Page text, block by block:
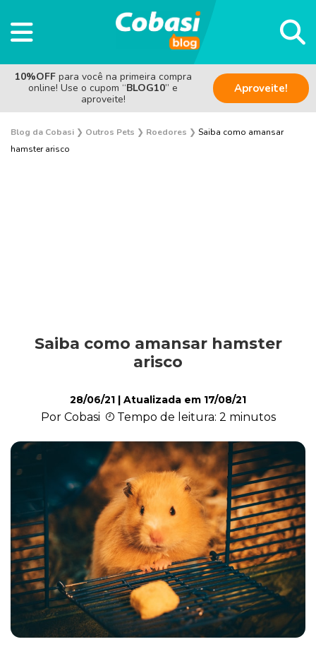
10%OFF para você na primeira compra
online! Use o cupom “BLOG10” e
aproveite!
Aproveite!
Blog da Cobasi ❯ Outros Pets ❯ Roedores ❯ Saiba como amansar
hamster arisco
Saúde
Roedores
Répteis
Quiz
Plantas e Flores
Piscina
Saiba como amansar hamster
arisco
28/06/21 | Atualizada em 17/08/21
Por Cobasi Tempo de leitura: 2 minutos